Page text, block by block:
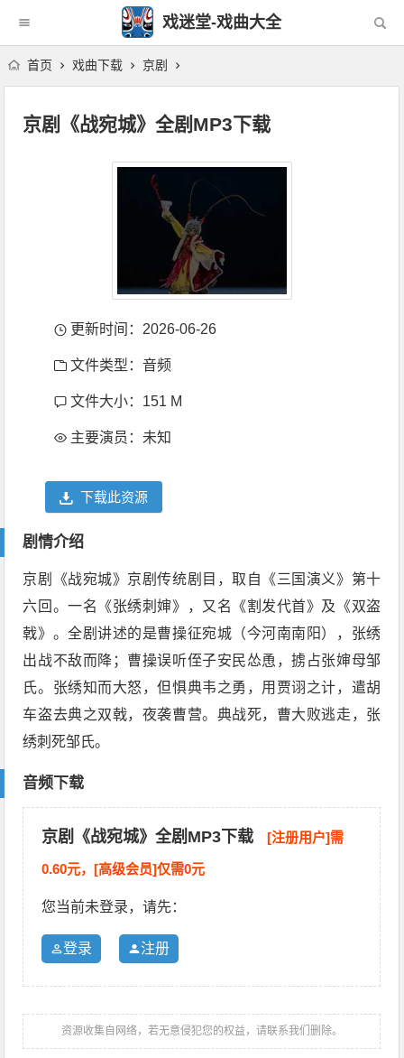
戏迷堂-戏曲大全
首页 戏曲下载 京剧
京剧《战宛城》全剧MP3下载
更新时间：2026-06-26
文件类型：音频
文件大小：151 M
主要演员：未知
下载此资源
剧情介绍
京剧《战宛城》京剧传统剧目，取自《三国演义》第十
六回。一名《张绣刺婶》，又名《割发代首》及《双盗
戟》。全剧讲述的是曹操征宛城（今河南南阳），张绣
出战不敌而降；曹操误听侄子安民怂恿，掳占张婶母邹
氏。张绣知而大怒，但惧典韦之勇，用贾诩之计，遣胡
车盗去典之双戟，夜袭曹营。典战死，曹大败逃走，张
绣刺死邹氏。
音频下载
京剧《战宛城》全剧MP3下载 [注册用户]需
0.60元，[高级会员]仅需0元
您当前未登录，请先：
登录 注册
资源收集自网络，若无意侵犯您的权益，请联系我们删除。